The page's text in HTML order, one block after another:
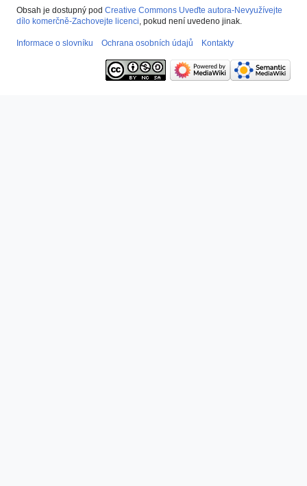
Obsah je dostupný pod Creative Commons Uveďte autora-Nevyužívejte
dílo komerčně-Zachovejte licenci, pokud není uvedeno jinak.
Informace o slovníku Ochrana osobních údajů Kontakty